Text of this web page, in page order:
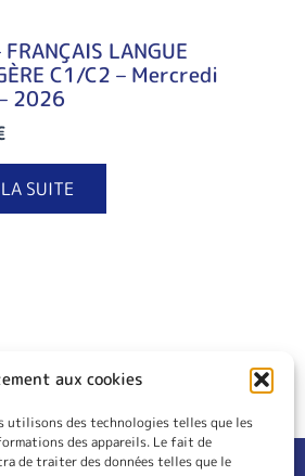
aux cookies
utilisons des technologies telles que les
des appareils. Le fait de
de traiter des données telles que le
LANGUE
C1/C2 – Mercredi
2026
SUITE